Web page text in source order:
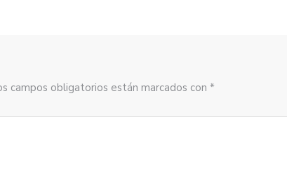
campos obligatorios están marcados con *